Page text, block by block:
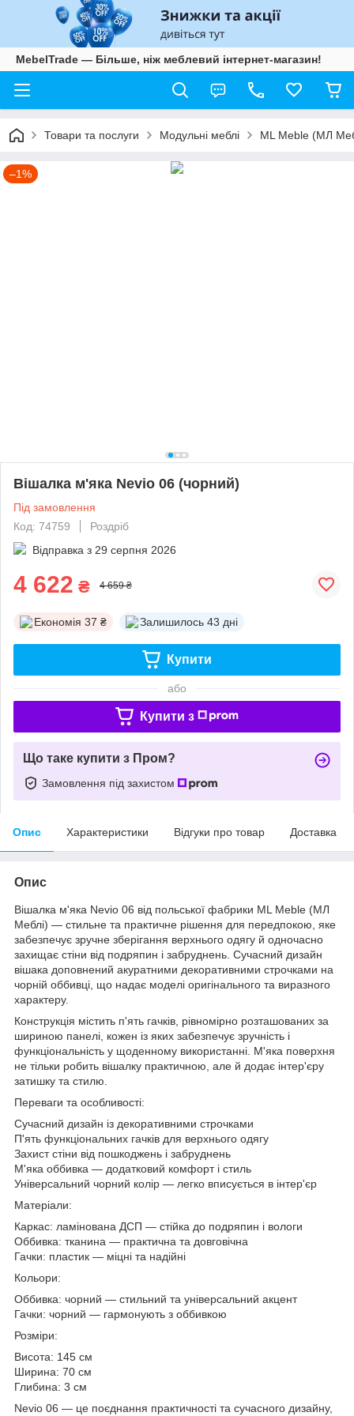
MebelTrade — Більше, ніж меблевий інтернет-магазин!
Товари та послуги Модульні меблі ML Meble (МЛ
–1%
Вішалка м'яка Nevio 06 (чорний)
Під замовлення
Код: 74759
Роздріб
Відправка з 29 серпня 2026
4 622 ₴ 4 659 ₴
Економія 37 ₴ Залишилось 43 дні
Купити
або
Купити з
Що таке купити з Пром?
Замовлення під захистом
Опис Характеристики Відгуки про товар Доставка
Опис
Вішалка м'яка Nevio 06 від польської фабрики ML Meble (МЛ
Меблі) — стильне та практичне рішення для передпокою, яке
забезпечує зручне зберігання верхнього одягу й одночасно
захищає стіни від подряпин і забруднень. Сучасний дизайн
вішака доповнений акуратними декоративними строчками на
чорній оббивці, що надає моделі оригінального та виразного
характеру.
Конструкція містить п'ять гачків, рівномірно розташованих за
шириною панелі, кожен із яких забезпечує зручність і
функціональність у щоденному використанні. М'яка поверхня
не тільки робить вішалку практичною, але й додає інтер'єру
затишку та стилю.
Переваги та особливості:
Сучасний дизайн із декоративними строчками
П'ять функціональних гачків для верхнього одягу
Захист стіни від пошкоджень і забруднень
М'яка оббивка — додатковий комфорт і стиль
Універсальний чорний колір — легко вписується в інтер'єр
Матеріали:
Каркас: ламінована ДСП — стійка до подряпин і вологи
Оббивка: тканина — практична та довговічна
Гачки: пластик — міцні та надійні
Кольори:
Оббивка: чорний — стильний та універсальний акцент
Гачки: чорний — гармонують з оббивкою
Розміри:
Висота: 145 см
Ширина: 70 см
Глибина: 3 см
Nevio 06 — це поєднання практичності та сучасного дизайну,